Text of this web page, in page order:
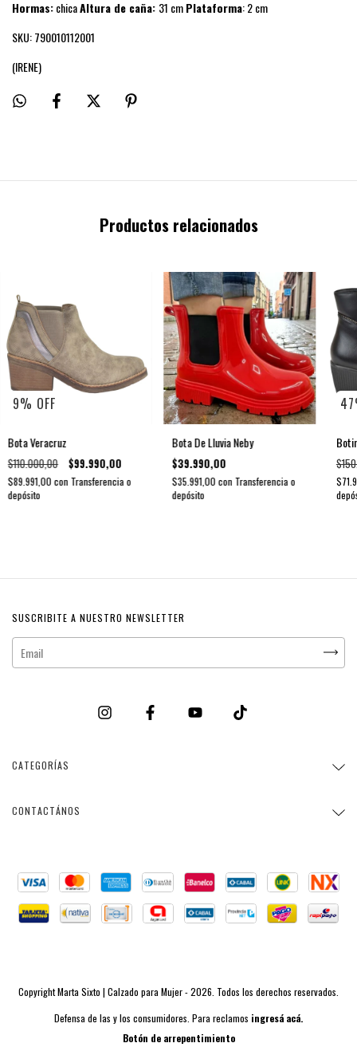
Hormas:chicaAltura de caña: 31 cmPlataforma: 2 cm
SKU: 790010112001
(IRENE)
Productos relacionados
9% OFF
Bota Veracruz
$110.000,00 $99.990,00
$89.991,00 con Transferencia o
depósito
Bota De Lluvia Neby
$39.990,00
$35.991,00 con Transferencia o
depósito
47
SUSCRIBITE A NUESTRO NEWSLETTER
CATEGORÍAS
CONTACTÁNOS
Copyright Marta Sixto | Calzado para Mujer - 2026. Todos los derechos reservados.
Defensa de las y los consumidores. Para reclamos ingresá acá.
Botón de arrepentimiento